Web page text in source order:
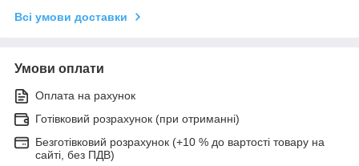
Всі умови доставки
Умови оплати
Оплата на рахунок
Готівковий розрахунок (при отриманні)
Безготівковий розрахунок (+10 % до вартості товару на
сайті, без ПДВ)